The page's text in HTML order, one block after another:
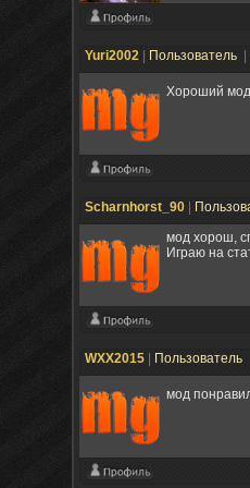
Yuri2002 Пользователь
Хороший мод
Scharnhorst_90
мод хорош,
Играю на
WXX2015 Пользователь
мод